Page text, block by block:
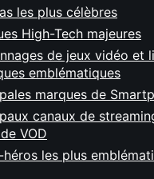
les plus célèbres
High-Tech majeures
de jeux vidéo et
emblématiques
marques de
canaux de
VOD
héros les plus